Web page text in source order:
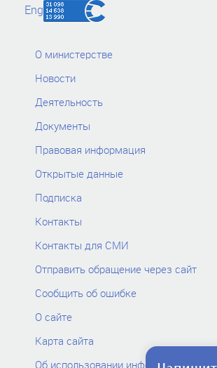
Eng
О министерстве
Новости
Деятельность
Документы
Правовая информация
Открытые данные
Подписка
Контакты
Контакты для СМИ
Отправить обращение через сайт
Сообщить об ошибке
О сайте
Карта сайта
Об использовании информации